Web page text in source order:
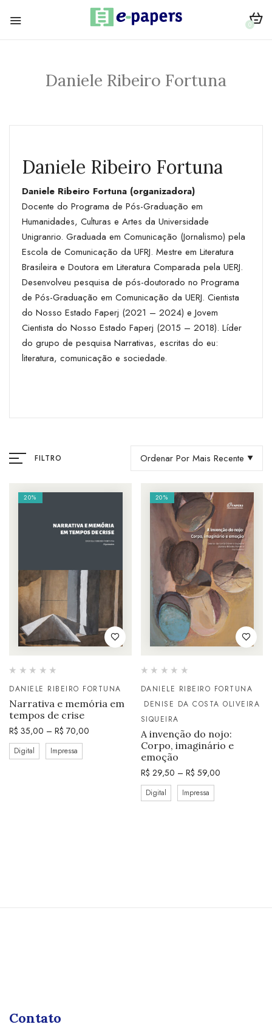
0
Daniele Ribeiro Fortuna
Daniele Ribeiro Fortuna
Daniele Ribeiro Fortuna (organizadora)
Docente do Programa de Pós-Graduação em
Humanidades, Culturas e Artes da Universidade
Unigranrio. Graduada em Comunicação (Jornalismo) pela
Escola de Comunicação da UFRJ. Mestre em Literatura
Brasileira e Doutora em Literatura Comparada pela UERJ.
Desenvolveu pesquisa de pós-doutorado no Programa
de Pós-Graduação em Comunicação da UERJ. Cientista
do Nosso Estado Faperj (2021 – 2024) e Jovem
Cientista do Nosso Estado Faperj (2015 – 2018). Líder
do grupo de pesquisa Narrativas, escritas do eu:
literatura, comunicação e sociedade.
FILTRO Ordenar Por Mais Recente
20%
DANIELE RIBEIRO FORTUNA
Narrativa e memória em
tempos de crise
R$ 35,00 – R$ 70,00
Digital Impressa
20%
DANIELE RIBEIRO FORTUNA
DENISE DA COSTA OLIVEIRA
SIQUEIRA
A invenção do nojo:
Corpo, imaginário e
emoção
R$ 29,50 – R$ 59,00
Digital Impressa
Contato